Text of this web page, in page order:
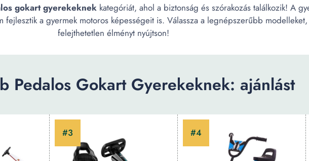
gokart gyerekeknek kategóriát, ahol a biztonság és szórakozás találkozik! A
fejlesztik a gyermek motoros képességeit is. Válassza a legnépszerűbb
felejthetetlen élményt nyújtson!
Pedalos Gokart Gyerekeknek: ajánlást